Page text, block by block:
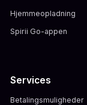
Hjemmeopladning
Spirii Go-appen
Services
Betalingsmuligheder